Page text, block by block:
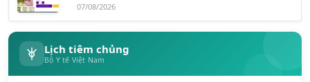
07/08/2026
Lịch tiêm chủng
Bộ Y tế Việt Nam